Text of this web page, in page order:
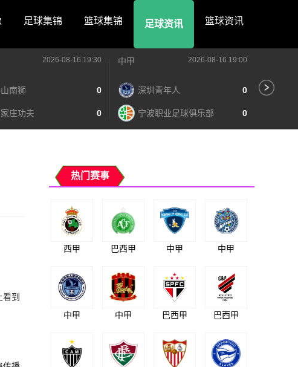
足球集锦 篮球集锦 足球资讯 篮球资讯
2026-08-16 19:30
南狮 0
庄功夫 0
中甲 2026-08-16 19:00
深圳青年人 0
宁波职业足球俱乐部 0
到
热门赛事
西甲 巴西甲 中甲 中甲
中甲 中甲 巴西甲 巴西甲